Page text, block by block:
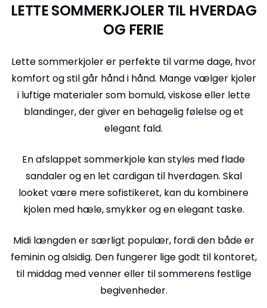
LETTE SOMMERKJOLER TIL HVERDAG
OG FERIE
Lette sommerkjoler er perfekte til varme dage, hvor
komfort og stil går hånd i hånd. Mange vælger kjoler
i luftige materialer som bomuld, viskose eller lette
blandinger, der giver en behagelig følelse og et
elegant fald.
En afslappet sommerkjole kan styles med flade
sandaler og en let cardigan til hverdagen. Skal
looket være mere sofistikeret, kan du kombinere
kjolen med hæle, smykker og en elegant taske.
Midi længden er særligt populær, fordi den både er
feminin og alsidig. Den fungerer lige godt til kontoret,
til middag med venner eller til sommerens festlige
begivenheder.